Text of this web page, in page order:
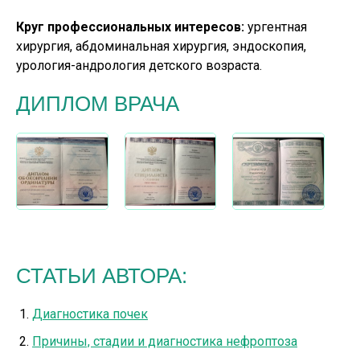
Круг профессиональных интересов: ургентная
хирургия, абдоминальная хирургия, эндоскопия,
урология-андрология детского возраста.
ДИПЛОМ ВРАЧА
СТАТЬИ АВТОРА:
Диагностика почек
Причины, стадии и диагностика нефроптоза